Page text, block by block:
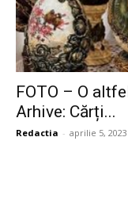
FOTO – O
Arhive: Cărți...
Redactia - aprilie 5, 2023